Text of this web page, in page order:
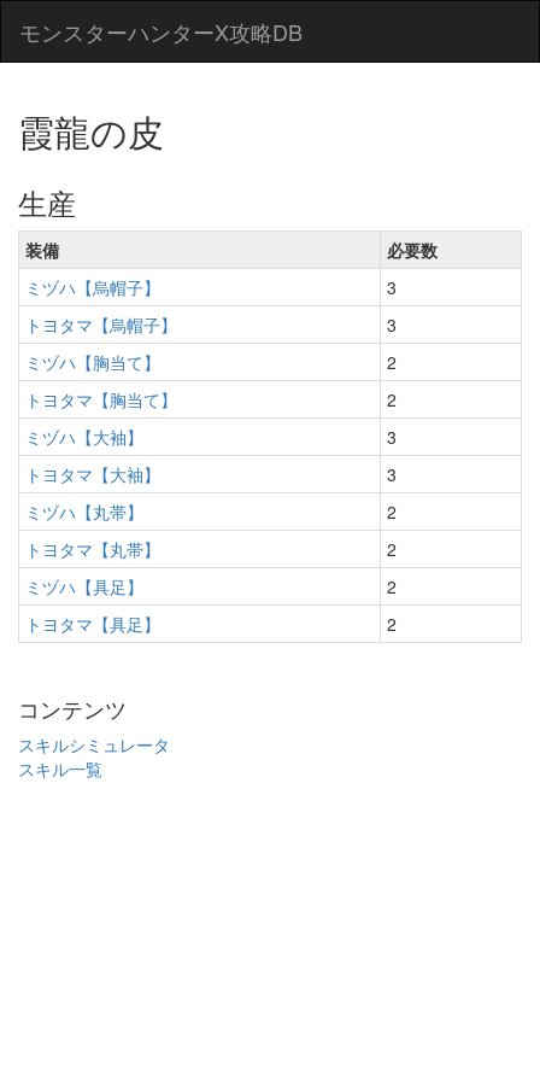
モンスターハンターX攻略DB
霞龍の皮
生産
装備
必要数
ミヅハ【烏帽子】
3
トヨタマ【烏帽子】
3
ミヅハ【胸当て】
2
トヨタマ【胸当て】
2
ミヅハ【大袖】
3
トヨタマ【大袖】
3
ミヅハ【丸帯】
2
トヨタマ【丸帯】
2
ミヅハ【具足】
2
トヨタマ【具足】
2
コンテンツ
スキルシミュレータ
スキル一覧